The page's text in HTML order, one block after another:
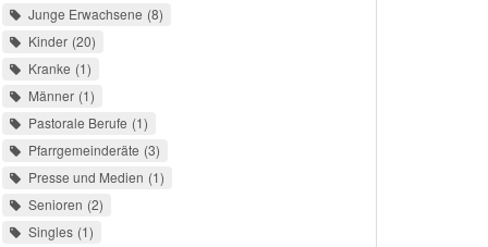
Junge Erwachsene 8
Kinder 20
Kranke 1
Männer 1
Pastorale Berufe 1
Pfarrgemeinderäte 3
Presse und Medien 1
Senioren 2
Singles 1